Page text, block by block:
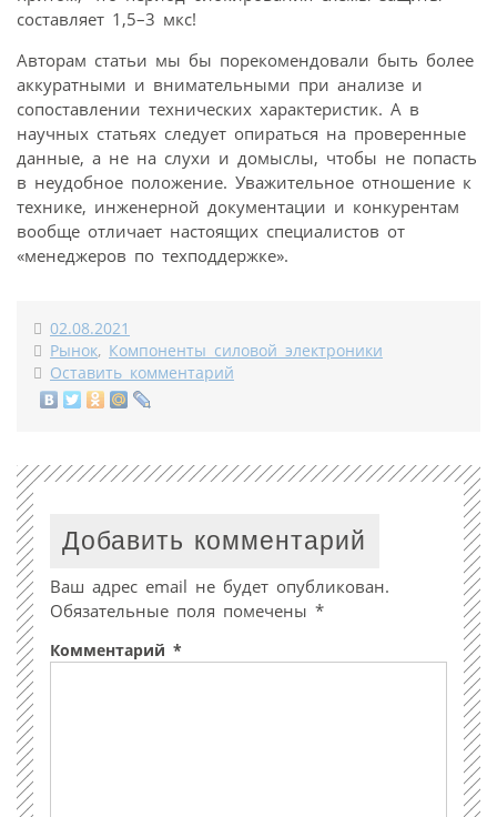
составляет 1,5–3 мкс!
Авторам статьи мы бы порекомендовали быть более
аккуратными и внимательными при анализе и
сопоставлении технических характеристик. А в
научных статьях следует опираться на проверенные
данные, а не на слухи и домыслы, чтобы не попасть
в неудобное положение. Уважительное отношение к
технике, инженерной документации и конкурентам
вообще отличает настоящих специалистов от
«менеджеров по техподдержке».
02.08.2021
Рынок, Компоненты силовой электроники
Оставить комментарий
Добавить комментарий
Ваш адрес email не будет опубликован.
Обязательные поля помечены *
Комментарий *